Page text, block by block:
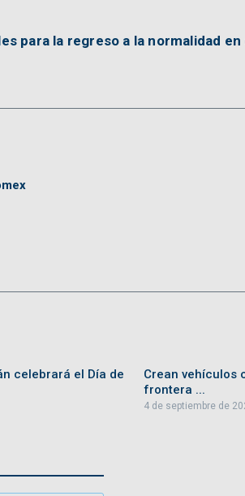
para la regreso a la normalidad en
celebrará el Día de
Crean vehículos
frontera ...
4 de septiembre de